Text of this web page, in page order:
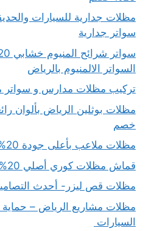
سواتر جدارية
السواتر الالمنيوم بالرياض
تركيب مظلات مدارس و سواتر مدارس
خصم
مظلات ملاعب بأعلى جودة 20% خصم
قماش مظلات كوري أصلي 20% خصم – اتصل الان
مظلات قص ليزر- أحدث
مظلات مشاريع الرياض – حماية
السيارات